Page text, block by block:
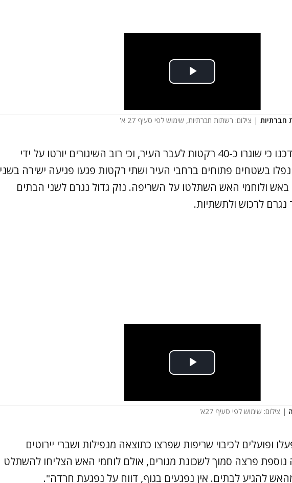
חברתיות | צילום: רשתות חברתיות, שימוש לפי סעיף 27 א'
מדוברות קריית שמונה עדכנו כי שוגרו כ-40 רקטות לעבר העיר, וכי רוב השיגורים יורטו על ידי
בשטחים פתוחים ברחבי העיר ושתי רקטות פגעו פגיעה ישירה בשני
ולוחמי האש השתלטו על השריפה. נזק גדול נגרם לשני הבתים
לרכוש ולתשתיות.
| צילום: שימוש לפי סעיף 27א'
ופועלים לכיבוי שריפות שפרצו כתוצאה מנפילות ושברי יירוטים
פרצה סמוך לשכונת מגורים, אולם לוחמי האש הצליחו להשתלט
להגיע לבתים. אין נפגעים בגוף, דווח על נפגעת חרדה".